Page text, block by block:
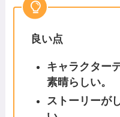
良い点
キャラクター
素晴らしい。
ストーリーが